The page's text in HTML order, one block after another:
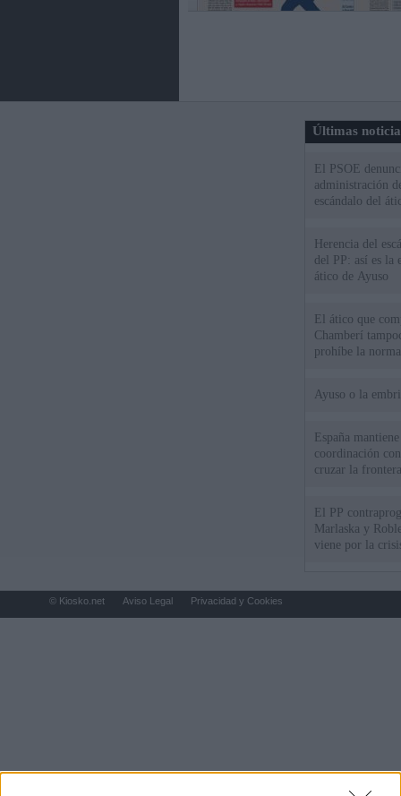
Últimas
El PSOE
administración
escándalo del
Herencia del
del PP: así es la
ático de Ayuso
El ático que
Chamberí
prohíbe la
Ayuso o la
España
coordinación
cruzar la
El PP
Marlaska y
viene por la
© Kiosko.net Aviso Legal Privacidad y Cookies